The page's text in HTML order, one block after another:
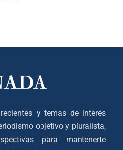
y temas de interés
objetivo y pluralista,
para mantenerte